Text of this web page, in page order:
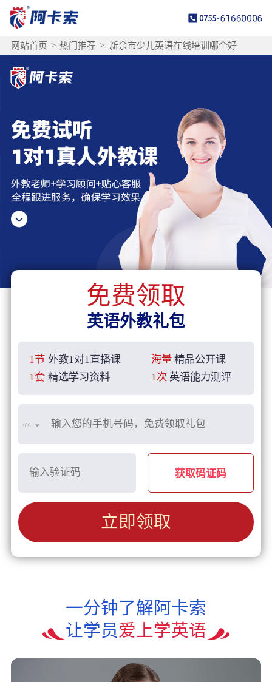
网站首页 > 热门推荐 > 新余市少儿英语在线培训哪个好
免费领取
英语外教礼包
1节 外教1对1直播课 海量 精品公开课
1套 精选学习资料 1次 英语能力测评
+86
获取码证码
立即领取
一分钟了解阿卡索
让学员爱上学英语